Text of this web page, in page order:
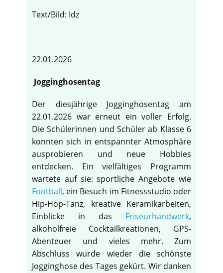
Text/Bild: Idz
22.01.2026
Jogginghosentag
Der diesjährige Jogginghosentag am
22.01.2026 war erneut ein voller Erfolg.
Die Schülerinnen und Schüler ab Klasse 6
konnten sich in entspannter Atmosphäre
ausprobieren und neue Hobbies
entdecken. Ein vielfältiges Programm
wartete auf sie: sportliche Angebote wie
Football, ein Besuch im Fitnessstudio oder
Hip-Hop-Tanz, kreative Keramikarbeiten,
Einblicke in das Friseurhandwerk,
alkoholfreie Cocktailkreationen, GPS-
Abenteuer und vieles mehr. Zum
Abschluss wurde wieder die schönste
Jogginghose des Tages gekürt. Wir danken